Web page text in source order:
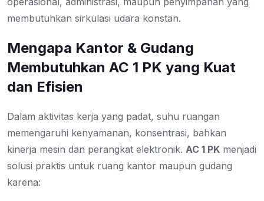
membutuhkan sirkulasi udara konstan.
Mengapa Kantor & Gudang
Membutuhkan AC 1 PK yang Kuat
dan Efisien
Dalam aktivitas kerja yang padat, suhu ruangan
memengaruhi kenyamanan, konsentrasi, bahkan
kinerja mesin dan perangkat elektronik. AC 1 PK menjadi
solusi praktis untuk ruang kantor maupun gudang
karena: